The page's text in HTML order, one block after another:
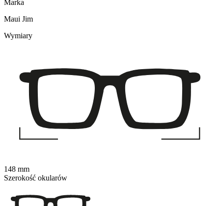
Marka
Maui Jim
Wymiary
148 mm
Szerokość okularów